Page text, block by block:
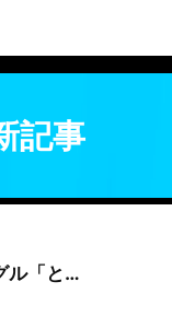
記事
ル「と…